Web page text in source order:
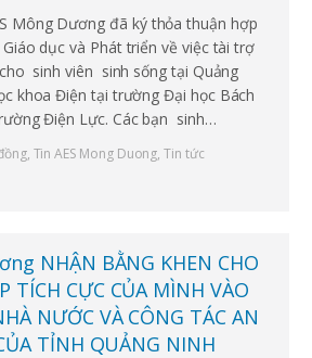
Mông Dương đã ký thỏa thuận hợp
dục và Phát triển về việc tài trợ
sinh viên sinh sống tại Quảng
khoa Điện tại trường Đại học Bách
Điện Lực. Các bạn sinh…
, Tin AES Mong Duong,Tin tức
NHẬN BẰNG KHEN CHO
TÍCH CỰC CỦA MÌNH VÀO
NƯỚC VÀ CÔNG TÁC AN
TỈNH QUẢNG NINH